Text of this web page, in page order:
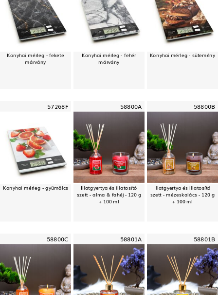
Konyhai mérleg - fekete
márvány
Konyhai mérleg - fehér
márvány
Konyhai mérleg - sütemény
57268F
Konyhai mérleg - gyümölcs
58800A
Illatgyertya és illatosító
szett - alma & fahéj - 120 g
+ 100 ml
58800B
Illatgyertya és illatosító
szett - mézeskalács - 120 g
+ 100 ml
58800C 58801A 58801B